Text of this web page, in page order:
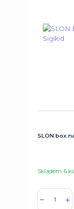
SLON box
Skladem 6 ks